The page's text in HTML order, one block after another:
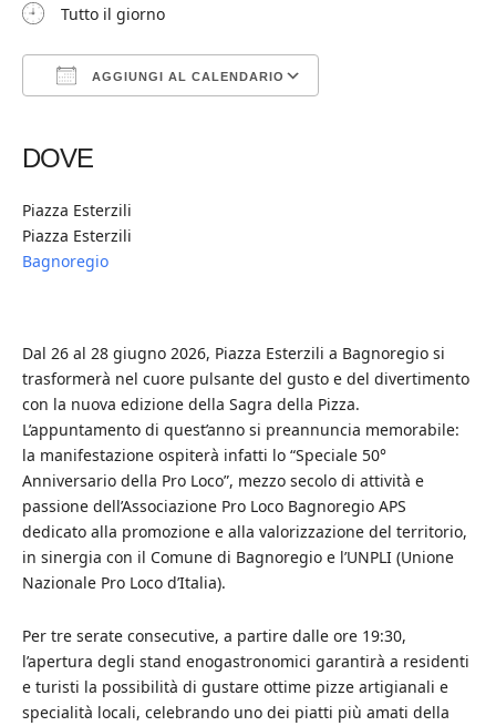
Tutto il giorno
AGGIUNGI AL CALENDARIO
DOVE
Piazza Esterzili
Piazza Esterzili
Bagnoregio
Dal 26 al 28 giugno 2026, Piazza Esterzili a Bagnoregio si
trasformerà nel cuore pulsante del gusto e del divertimento
con la nuova edizione della Sagra della Pizza.
L’appuntamento di quest’anno si preannuncia memorabile:
la manifestazione ospiterà infatti lo “Speciale 50°
Anniversario della Pro Loco”, mezzo secolo di attività e
passione dell’Associazione Pro Loco Bagnoregio APS
dedicato alla promozione e alla valorizzazione del territorio,
in sinergia con il Comune di Bagnoregio e l’UNPLI (Unione
Nazionale Pro Loco d’Italia).
Per tre serate consecutive, a partire dalle ore 19:30,
l’apertura degli stand enogastronomici garantirà a residenti
e turisti la possibilità di gustare ottime pizze artigianali e
specialità locali, celebrando uno dei piatti più amati della